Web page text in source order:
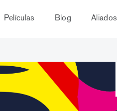
Películas Blog Aliados